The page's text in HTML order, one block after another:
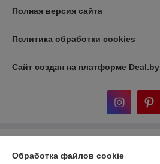
Полная версия сайта
Политика обработки cookies
Сайт создан на платформе Deal.by
Обработка файлов cookie